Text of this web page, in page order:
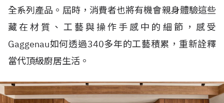
全系列產品。屆時，消費者也將有機會親身體驗這些
藏在材質、工藝與操作手感中的細節，感受
Gaggenau如何透過340多年的工藝積累，重新詮釋
當代頂級廚居生活。